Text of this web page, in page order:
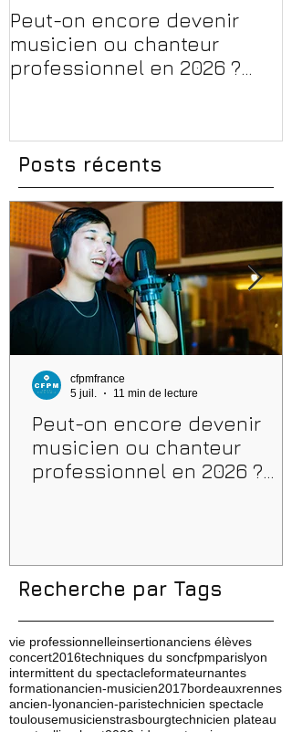
Peut-on encore devenir
musicien ou chanteur
professionnel en 2026 ?
Posts récents
Peut-on encore devenir
musicien ou chanteur
professionnel en 2026 ?
cfpmfrance
5 juil.
11 min de lecture
Recherche par Tags
vie professionnelleinsertionanciens élèves
concert2016techniques du soncfpmparislyon
intermittent du spectacleformateurnantes
formationancien-musicien2017bordeauxrennes
ancien-lyonancien-paristechnicien spectacle
toulousemusicienstrasbourgtechnicien plateau